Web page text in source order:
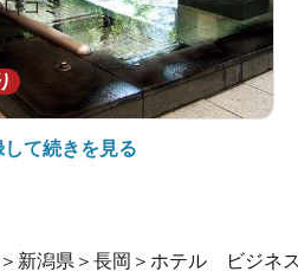
口コミ
て続きを見る
＞ 新潟県 ＞ 長岡 ＞ ホテル ビジネ